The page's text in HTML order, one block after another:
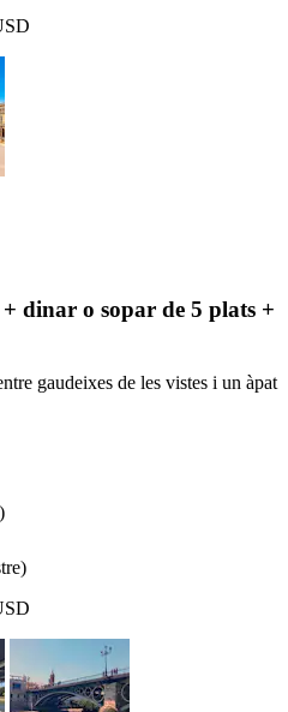
dinar o sopar de 5 plats +
gaudeixes de les vistes i un àpat